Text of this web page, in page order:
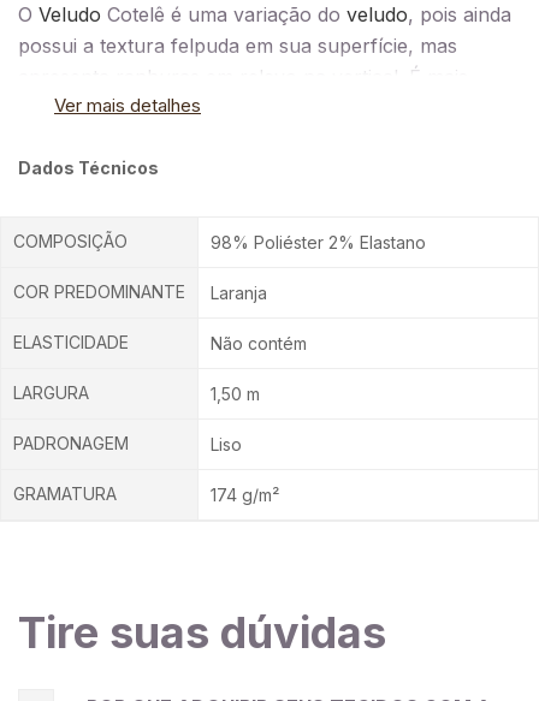
O Veludo Cotelê é uma variação do veludo, pois ainda
possui a textura felpuda em sua superfície, mas
apresenta ranhuras em relevo na vertical. É mais
utilizado emalfaiataria
século XIX, foi um tecido utilizado para uniformes de
moda esportiva no dia a dia. Atualmente, é um tecido
Ver mais detalhes
Dados Técnicos
COMPOSIÇÃO 98% Poliéster 2% Elastano
COR PREDOMINANTE Laranja
ELASTICIDADE Não contém
LARGURA 1,50 m
PADRONAGEM Liso
GRAMATURA 174 g/m²
Tire suas dúvidas